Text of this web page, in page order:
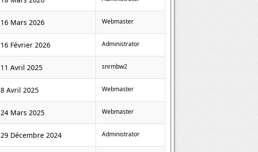
16 Mars 2026 Webmaster
16 Février 2026 Administrator
11 Avril 2025 snrmbw2
8 Avril 2025 Webmaster
24 Mars 2025 Webmaster
29 Décembre 2024 Administrator